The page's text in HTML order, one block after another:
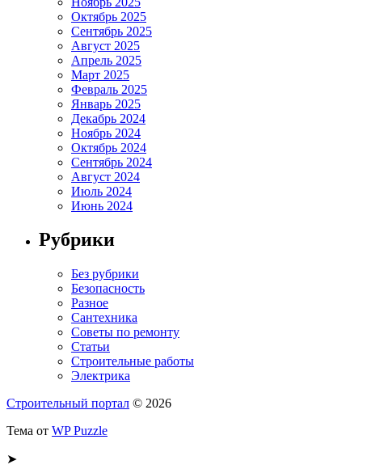
Октябрь 2025
Сентябрь 2025
Август 2025
Апрель 2025
Март 2025
Февраль 2025
Январь 2025
Декабрь 2024
Ноябрь 2024
Октябрь 2024
Сентябрь 2024
Август 2024
Июль 2024
Июнь 2024
Рубрики
Без рубрики
Безопасность
Разное
Сантехника
Советы по ремонту
Статьи
Строительные работы
Электрика
Строительный портал © 2026
Тема от WP Puzzle
➤